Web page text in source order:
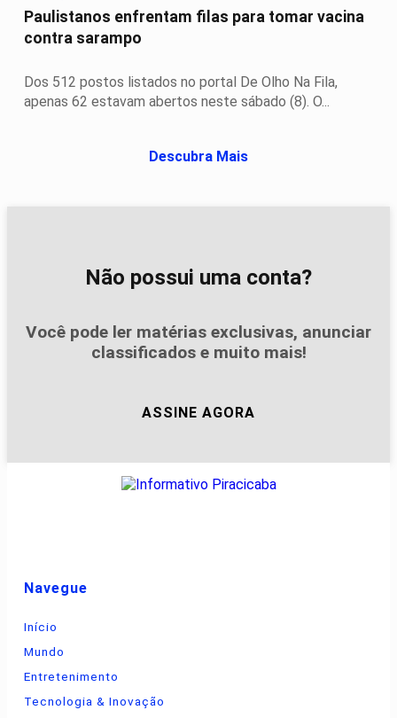
Paulistanos enfrentam filas para tomar vacina
contra sarampo
Dos 512 postos listados no portal De Olho Na Fila,
apenas 62 estavam abertos neste sábado (8). O...
Descubra Mais
Não possui uma conta?
Você pode ler matérias exclusivas, anunciar
classificados e muito mais!
ASSINE AGORA
Navegue
Início
Mundo
Entretenimento
Tecnologia & Inovação